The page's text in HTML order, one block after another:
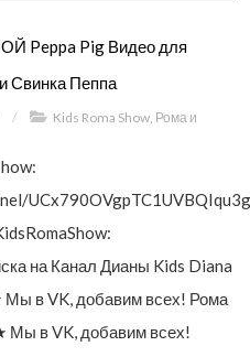
Peppa Pig Видео для
Свинка Пеппа
/ Kids Roma Show, Рома и
на Канал Дианы Kids Diana
в VK, добавим всех! Рома
Мы в VK, добавим всех!